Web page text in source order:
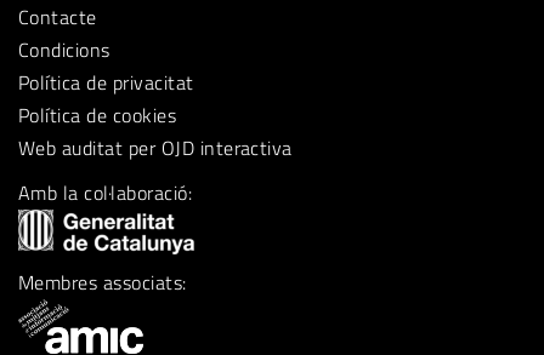
Contacte
Condicions
Política de privacitat
Política de cookies
Web auditat per OJD interactiva
Amb la col·laboració:
Membres associats: